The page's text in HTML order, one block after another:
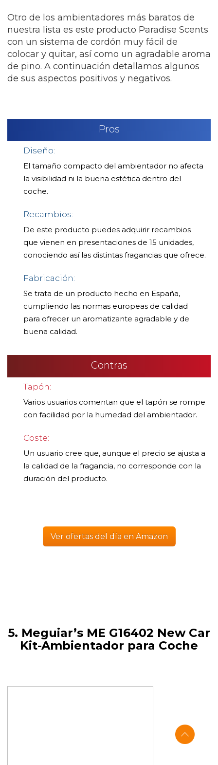
Otro de los ambientadores más baratos de
nuestra lista es este producto Paradise Scents
con un sistema de cordón muy fácil de
colocar y quitar, así como un agradable aroma
de pino. A continuación detallamos algunos
de sus aspectos positivos y negativos.
Pros
Diseño:
El tamaño compacto del ambientador no afecta
la visibilidad ni la buena estética dentro del
coche.
Recambios:
De este producto puedes adquirir recambios
que vienen en presentaciones de 15 unidades,
conociendo así las distintas fragancias que ofrece.
Fabricación:
Se trata de un producto hecho en España,
cumpliendo las normas europeas de calidad
para ofrecer un aromatizante agradable y de
buena calidad.
Contras
Tapón:
Varios usuarios comentan que el tapón se rompe
con facilidad por la humedad del ambientador.
Coste:
Un usuario cree que, aunque el precio se ajusta a
la calidad de la fragancia, no corresponde con la
duración del producto.
Ver ofertas del día en Amazon
5. Meguiar’s ME G16402 New Car
Kit-Ambientador para Coche